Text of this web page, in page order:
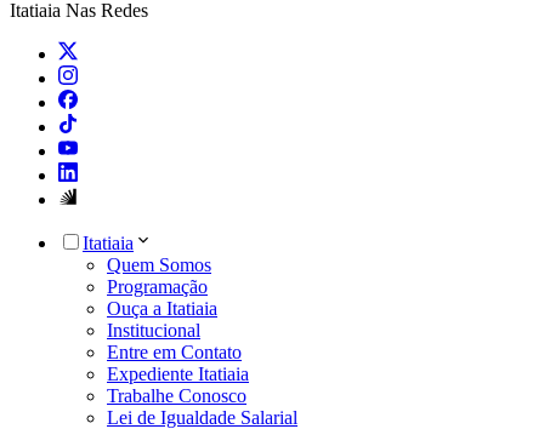
Itatiaia Nas Redes
Itatiaia
Quem Somos
Programação
Ouça a Itatiaia
Institucional
Entre em Contato
Expediente Itatiaia
Trabalhe Conosco
Lei de Igualdade Salarial